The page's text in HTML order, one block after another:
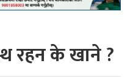
रहन के खाने ?